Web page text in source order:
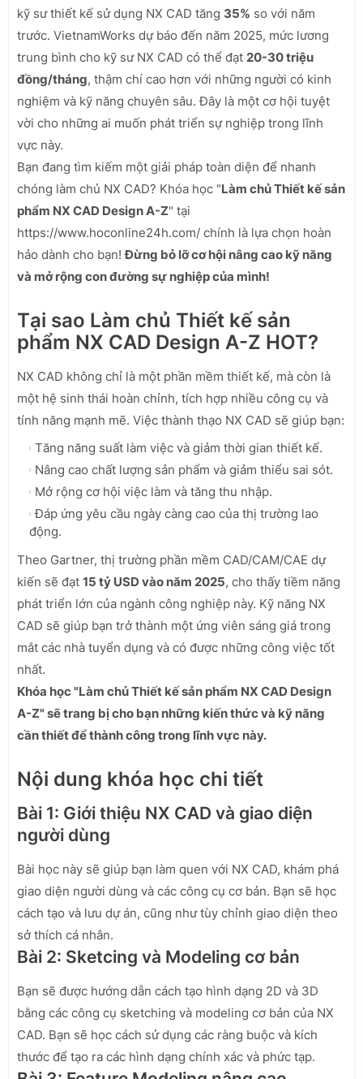
kỹ sư thiết kế sử dụng NX CAD tăng 35% so với năm
trước. VietnamWorks dự báo đến năm 2025, mức lương
trung bình cho kỹ sư NX CAD có thể đạt 20-30 triệu
đồng/tháng, thậm chí cao hơn với những người có kinh
nghiệm và kỹ năng chuyên sâu. Đây là một cơ hội tuyệt
vời cho những ai muốn phát triển sự nghiệp trong lĩnh
vực này.
Bạn đang tìm kiếm một giải pháp toàn diện để nhanh
chóng làm chủ NX CAD? Khóa học "Làm chủ Thiết kế sản
phẩm NX CAD Design A-Z" tại
https://www.hoconline24h.com/ chính là lựa chọn hoàn
hảo dành cho bạn!Đừng bỏ lỡ cơ hội nâng cao kỹ năng
và mở rộng con đường sự nghiệp của mình!
Tại sao Làm chủ Thiết kế sản
phẩm NX CAD Design A-Z HOT?
NX CAD không chỉ là một phần mềm thiết kế, mà còn là
một hệ sinh thái hoàn chỉnh, tích hợp nhiều công cụ và
tính năng mạnh mẽ. Việc thành thạo NX CAD sẽ giúp bạn:
Tăng năng suất làm việc và giảm thời gian thiết kế.
Nâng cao chất lượng sản phẩm và giảm thiểu sai sót.
Mở rộng cơ hội việc làm và tăng thu nhập.
Đáp ứng yêu cầu ngày càng cao của thị trường lao
động.
Theo Gartner, thị trường phần mềm CAD/CAM/CAE dự
kiến sẽ đạt 15 tỷ USD vào năm 2025, cho thấy tiềm năng
phát triển lớn của ngành công nghiệp này. Kỹ năng NX
CAD sẽ giúp bạn trở thành một ứng viên sáng giá trong
mắt các nhà tuyển dụng và có được những công việc tốt
nhất.
Khóa học "Làm chủ Thiết kế sản phẩm NX CAD Design
A-Z" sẽ trang bị cho bạn những kiến thức và kỹ năng
cần thiết để thành công trong lĩnh vực này.
Nội dung khóa học chi tiết
Bài 1: Giới thiệu NX CAD và giao diện
người dùng
Bài học này sẽ giúp bạn làm quen với NX CAD, khám phá
giao diện người dùng và các công cụ cơ bản. Bạn sẽ học
cách tạo và lưu dự án, cũng như tùy chỉnh giao diện theo
sở thích cá nhân.
Bài 2: Sketcing và Modeling cơ bản
Bạn sẽ được hướng dẫn cách tạo hình dạng 2D và 3D
bằng các công cụ sketching và modeling cơ bản của NX
CAD. Bạn sẽ học cách sử dụng các ràng buộc và kích
thước để tạo ra các hình dạng chính xác và phức tạp.